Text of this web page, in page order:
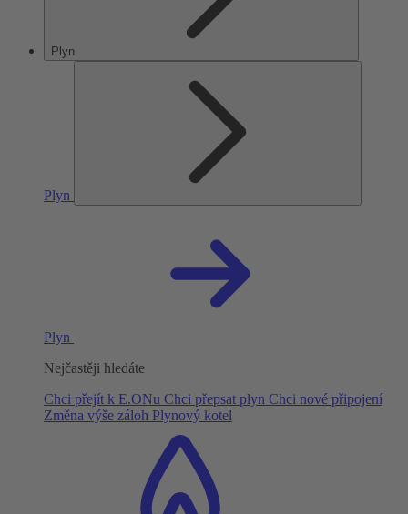
Plyn
Plyn
Plyn
Nejčastěji hledáte
Chci přejít k E.ONu Chci přepsat plyn Chci nové připojení
Změna výše záloh Plynový kotel